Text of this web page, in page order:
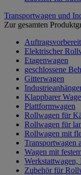
Transportwagen und
Zur gesamten
Elektrischer
Etagenwagen
geschlossene
Gitterwagen
Klappbarer
Plattformwagen
Rollwagen für
Rollwagen für
Rollwagen mit
Transportwagen
Wagen mit
Werkstattwagen,
Zubehör für